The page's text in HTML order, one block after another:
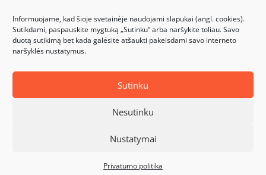
Informuojame, kad šioje svetainėje naudojami slapukai (angl. cookies).
Sutikdami, paspauskite mygtuką „Sutinku“ arba naršykite toliau. Savo
duotą sutikimą bet kada galėsite atšaukti pakeisdami savo interneto
naršyklės nustatymus.
Sutinku
Nesutinku
Nustatymai
Privatumo politika
KONTAKTAI
Adresas: Visalaukio g. 75, LT-08456 Vilnius
Telefonas: +370 617 17280
© 2026 DAS Performance. Visos teisės saugomos. |
Sprendimas: Interplace